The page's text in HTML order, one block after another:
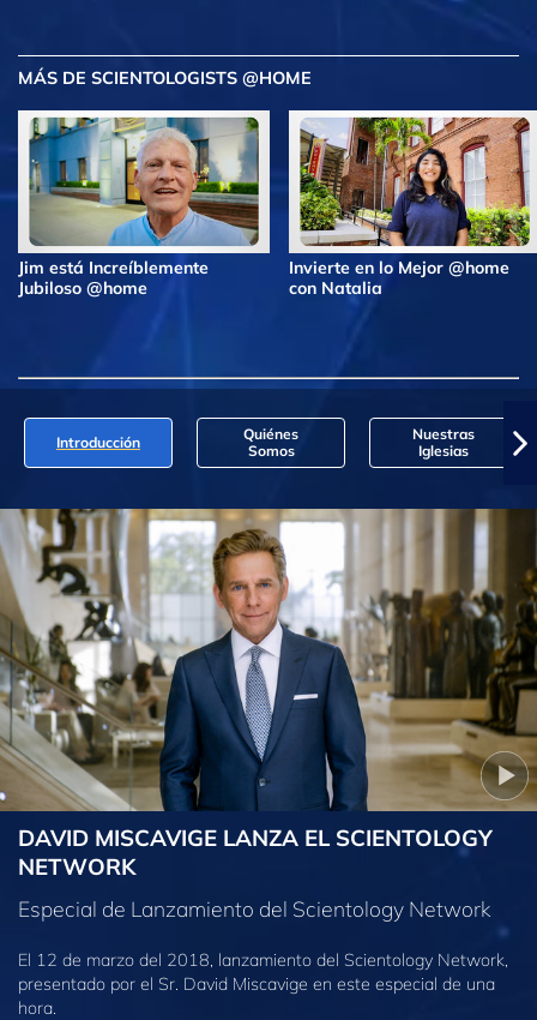
MÁS DE SCIENTOLOGISTS @HOME
Jim está Increíblemente
Jubiloso @home
Invierte en lo Mejor @home
con Natalia
Introducción
Quiénes
Somos
Nuestras
Iglesias
DAVID MISCAVIGE LANZA EL SCIENTOLOGY
NETWORK
Especial de Lanzamiento del Scientology Network
El 12 de marzo del 2018, lanzamiento del Scientology Network,
presentado por el Sr. David Miscavige en este especial de una
hora.